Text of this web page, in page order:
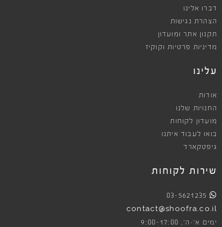
דברו אלינו
הצהרת נגישות
תקנון אתר ומועדון
מדיניות פרטיות וקוקיז
עלינו
אודות
החנויות שלנו
מועדון לקוחות
בואו לעבוד איתנו
גיפטקארד
שירות לקוחות
03-5621235
contact@shoofra.co.il
ימים א׳-ה׳, 9:00-17:00